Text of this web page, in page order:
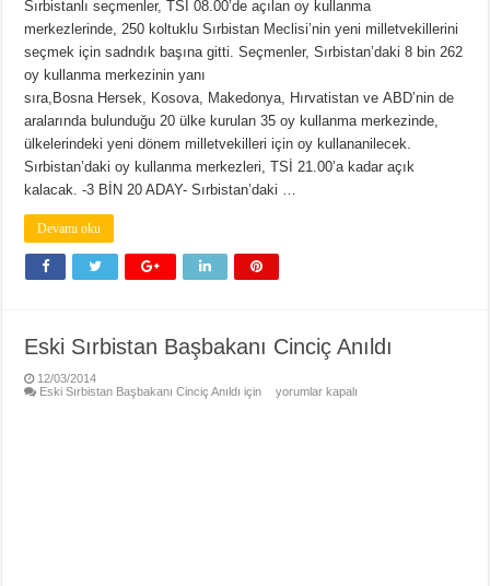
Sırbistanlı seçmenler, TSİ 08.00’de açılan oy kullanma
merkezlerinde, 250 koltuklu Sırbistan Meclisi’nin yeni milletvekillerini
seçmek için sadndık başına gitti. Seçmenler, Sırbistan’daki 8 bin 262
oy kullanma merkezinin yanı
sıra,Bosna Hersek, Kosova, Makedonya, Hırvatistan ve ABD’nin de
aralarında bulunduğu 20 ülke kurulan 35 oy kullanma merkezinde,
ülkelerindeki yeni dönem milletvekilleri için oy kullananilecek.
Sırbistan’daki oy kullanma merkezleri, TSİ 21.00’a kadar açık
kalacak. -3 BİN 20 ADAY- Sırbistan’daki …
Devamı oku
Eski Sırbistan Başbakanı Cinciç Anıldı
12/03/2014
Eski Sırbistan Başbakanı Cinciç Anıldı için
yorumlar kapalı